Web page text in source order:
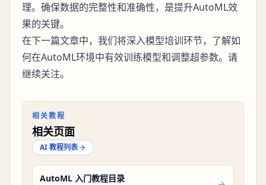
理。确保数据的完整性和准确性，是提升AutoML效
果的关键。
在下一篇文章中，我们将深入模型培训环节，了解如
何在AutoML环境中有效训练模型和调整超参数。请
继续关注。
相关教程
相关页面
AI 教程列表
AutoML 入门教程目录